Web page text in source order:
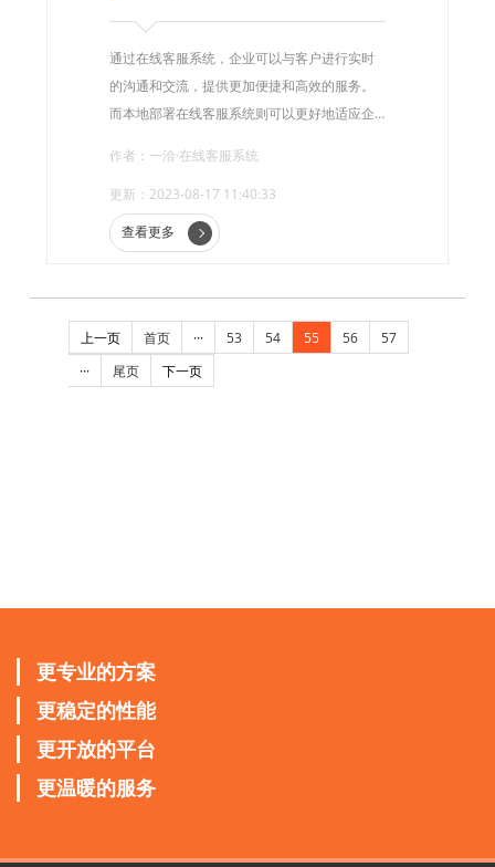
通过在线客服系统，企业可以与客户进行实时
的沟通和交流，提供更加便捷和高效的服务。
而本地部署在线客服系统则可以更好地适应企
那么，如何利用本地部署在线客服系统开拓新
市场呢?
作者：一洽·在线客服系统
更新：2023-08-17 11:40:33
查看更多
上一页 首页 ··· 53 54 55 56
57
···
尾页 下一页
更专业的方案
更稳定的性能
更开放的平台
更温暖的服务